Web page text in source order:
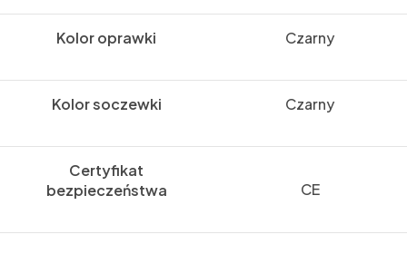
Kolor oprawki Czarny
Kolor soczewki Czarny
Certyfikat
bezpieczeństwa
CE